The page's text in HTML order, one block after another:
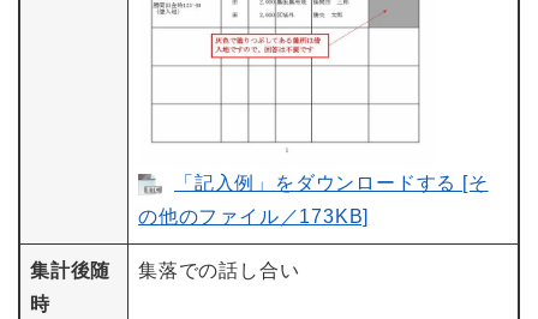
「記入例」をダウンロードする [そ
の他のファイル／173KB]
集計後随
時
集落での話し合い